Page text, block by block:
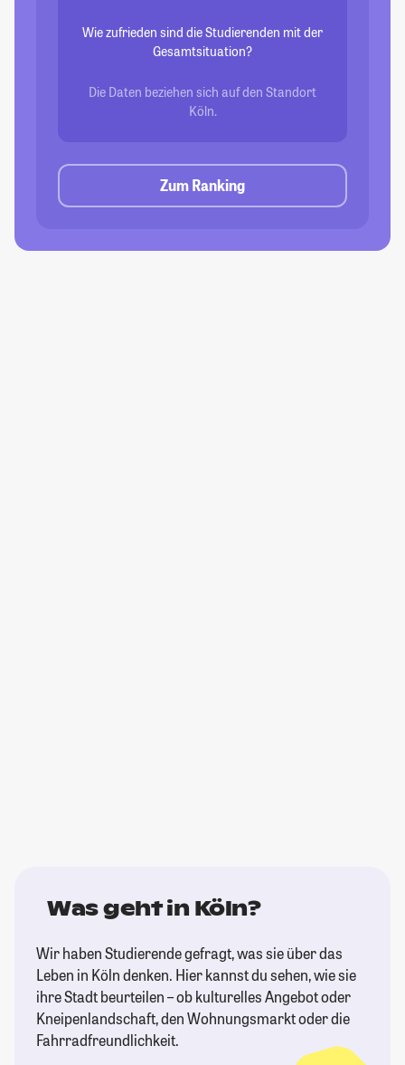
Wie zufrieden sind die Studierenden mit der
Gesamtsituation?
Die Daten beziehen sich auf den Standort
Köln.
Zum Ranking
Was geht in Köln?
Wir haben Studierende gefragt, was sie über das
Leben in Köln denken. Hier kannst du sehen, wie sie
ihre Stadt beurteilen – ob kulturelles Angebot oder
Kneipenlandschaft, den Wohnungsmarkt oder die
Fahrradfreundlichkeit.